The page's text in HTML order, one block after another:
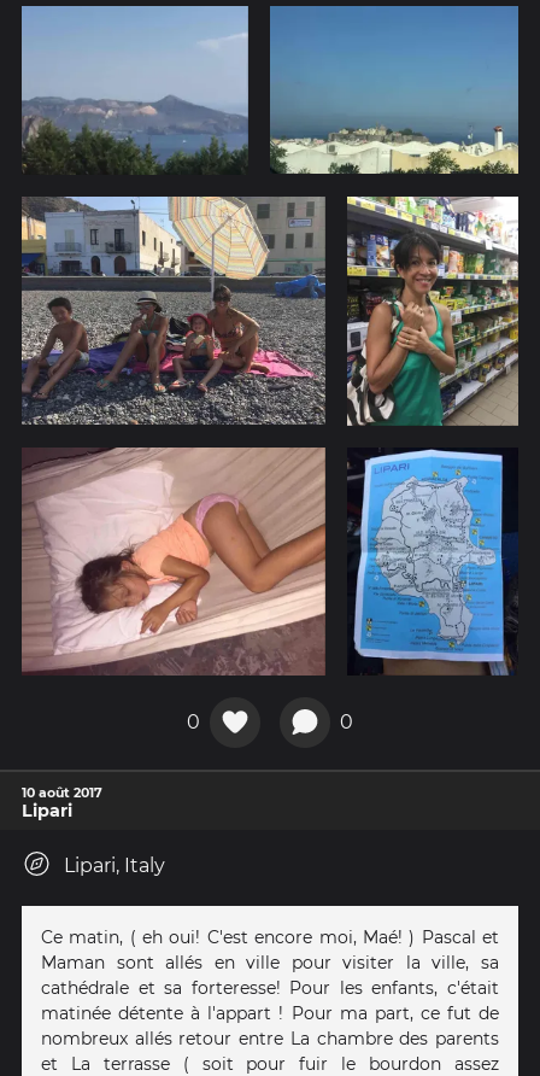
0 0
10 août 2017
Lipari
Lipari, Italy
Ce matin, ( eh oui! C'est encore moi, Maé! ) Pascal et
Maman sont allés en ville pour visiter la ville, sa
cathédrale et sa forteresse! Pour les enfants, c'était
matinée détente à l'appart ! Pour ma part, ce fut de
nombreux allés retour entre La chambre des parents
et La terrasse ( soit pour fuir le bourdon assez